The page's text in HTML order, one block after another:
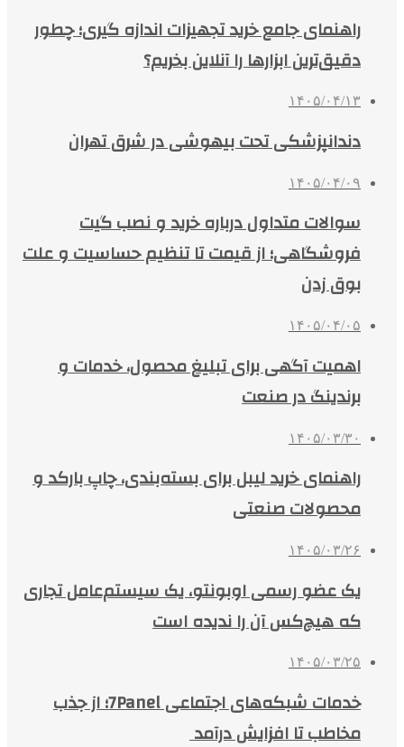
راهنمای جامع خرید تجهیزات اندازه گیری؛ چطور
دقیق‌ترین ابزارها را آنلاین بخریم؟
۱۴۰۵/۰۴/۱۳
دندانپزشکی تحت بیهوشی در شرق تهران
۱۴۰۵/۰۴/۰۹
سوالات متداول درباره خرید و نصب گیت
فروشگاهی؛ از قیمت تا تنظیم حساسیت و علت
بوق زدن
۱۴۰۵/۰۴/۰۵
اهمیت آگهی برای تبلیغ محصول، خدمات و
برندینگ در صنعت
۱۴۰۵/۰۳/۳۰
راهنمای خرید لیبل برای بسته‌بندی، چاپ بارکد و
محصولات صنعتی
۱۴۰۵/۰۳/۲۶
یک عضو رسمی اوبونتو، یک سیستم‌عامل تجاری
که هیچ‌کس آن را ندیده است
۱۴۰۵/۰۳/۲۵
خدمات شبکه‌های اجتماعی 7Panel؛ از جذب
مخاطب تا افزایش درآمد